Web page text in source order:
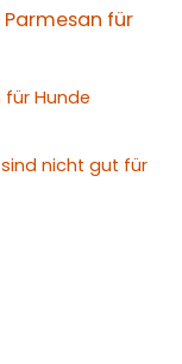
für
Hunde
nicht gut für